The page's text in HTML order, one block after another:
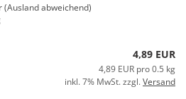
(Ausland abweichend)
4,89 EUR
4,89 EUR pro 0.5 kg
inkl. 7% MwSt. zzgl.Versand